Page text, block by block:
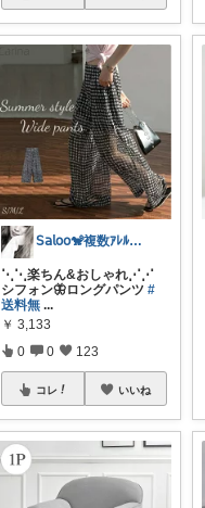
𝖲𝖺𝗅𝗈𝗈🐒複数ｱﾚﾙｷﾞｰ
⋱⋱楽ちん&おしゃれ⋰⋰
シフォン🦋ロングパンツ#
送料無 ...
￥ 3,133
0 0 123
コレ いいね